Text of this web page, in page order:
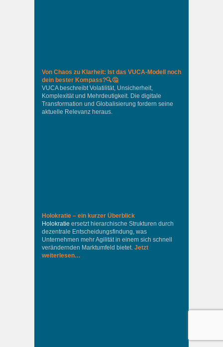
Von Chaos zu Klarheit: Ist das VUCA-Modell noch
dein bester Kompass?🔍🤔
VUCA beschreibt Volatilität, Unsicherheit,
Komplexität und Mehrdeutigkeit. Die digitale
Transformation und Globalisierung fordern seine
aktuelle Relevanz heraus.
Holokratie – ein kurzer Überblick
Holokratie ersetzt hierarchische Strukturen durch
dezentrale Entscheidungsfindung, was
Unternehmen mehr Agilität in einem sich schnell
verändernden Marktumfeld bietet. Jetzt
weiterlesen…